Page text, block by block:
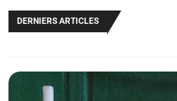
DERNIERS ARTICLES